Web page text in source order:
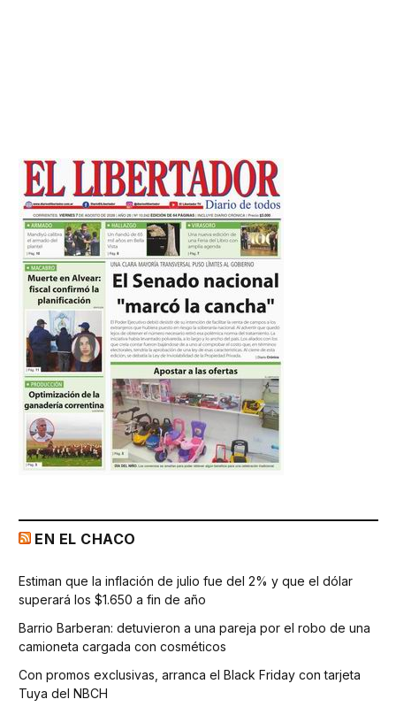
EN EL CHACO
Estiman que la inflación de julio fue del 2% y que el dólar
superará los $1.650 a fin de año
Barrio Barberan: detuvieron a una pareja por el robo de una
camioneta cargada con cosméticos
Con promos exclusivas, arranca el Black Friday con tarjeta
Tuya del NBCH